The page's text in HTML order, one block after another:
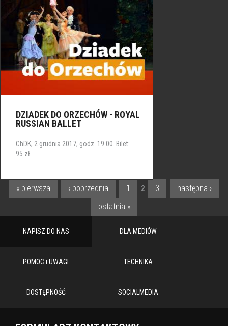
DZIADEK DO ORZECHÓW - ROYAL
RUSSIAN BALLET
ChDK, 2 grudnia 2017, godz. 19.00. Bilet:
95 zł
STRONY
« pierwsza ‹ poprzednia 1 2 3
następna ›
ostatnia »
NAPISZ DO NAS DLA MEDIÓW
POMOC i UWAGI TECHNIKA
DOSTĘPNOŚĆ SOCIALMEDIA